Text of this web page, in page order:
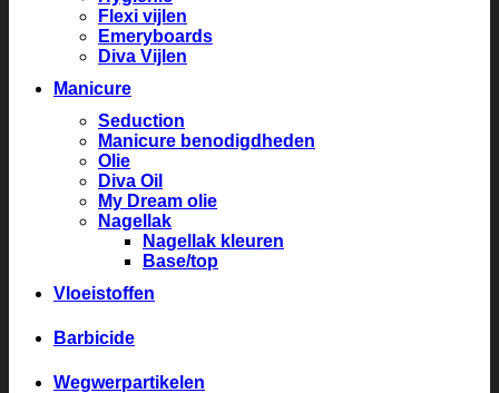
Flexi vijlen
Emeryboards
Diva Vijlen
Manicure
Seduction
Manicure benodigdheden
Olie
Diva Oil
My Dream olie
Nagellak
Nagellak kleuren
Base/top
Vloeistoffen
Barbicide
Wegwerpartikelen